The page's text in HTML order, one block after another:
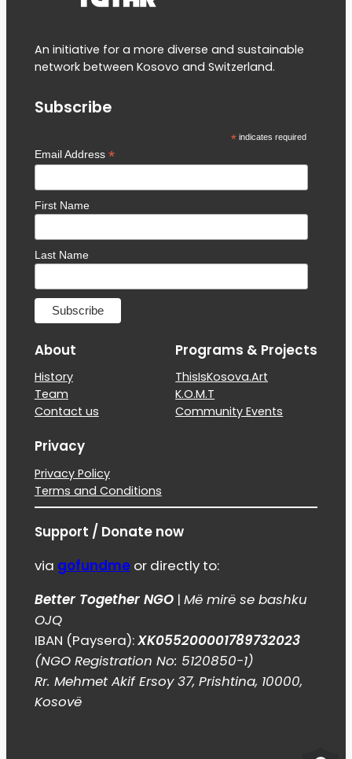
An initiative for a more diverse and sustainable
network between Kosovo and Switzerland.
Subscribe
*indicates required
Email Address *
First Name
Last Name
About
History
Team
Contact us
Programs & Projects
ThisIsKosova.Art
K.O.M.T
Community Events
Privacy
Privacy Policy
Terms and Conditions
Support / Donate now
via gofundmeor directly to:
Better Together NGO| Më mirë se bashku
OJQ
IBAN (Paysera):XK055200001789732023
(NGO Registration No: 5120850-1)
Rr. Mehmet Akif Ersoy 37, Prishtina, 10000,
Kosovë